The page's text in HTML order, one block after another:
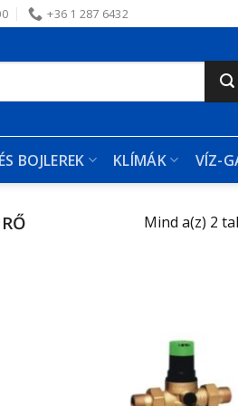
+36 1 287 6432
BOJLEREK KLÍMÁK VÍZ-
Mind a(z) 2